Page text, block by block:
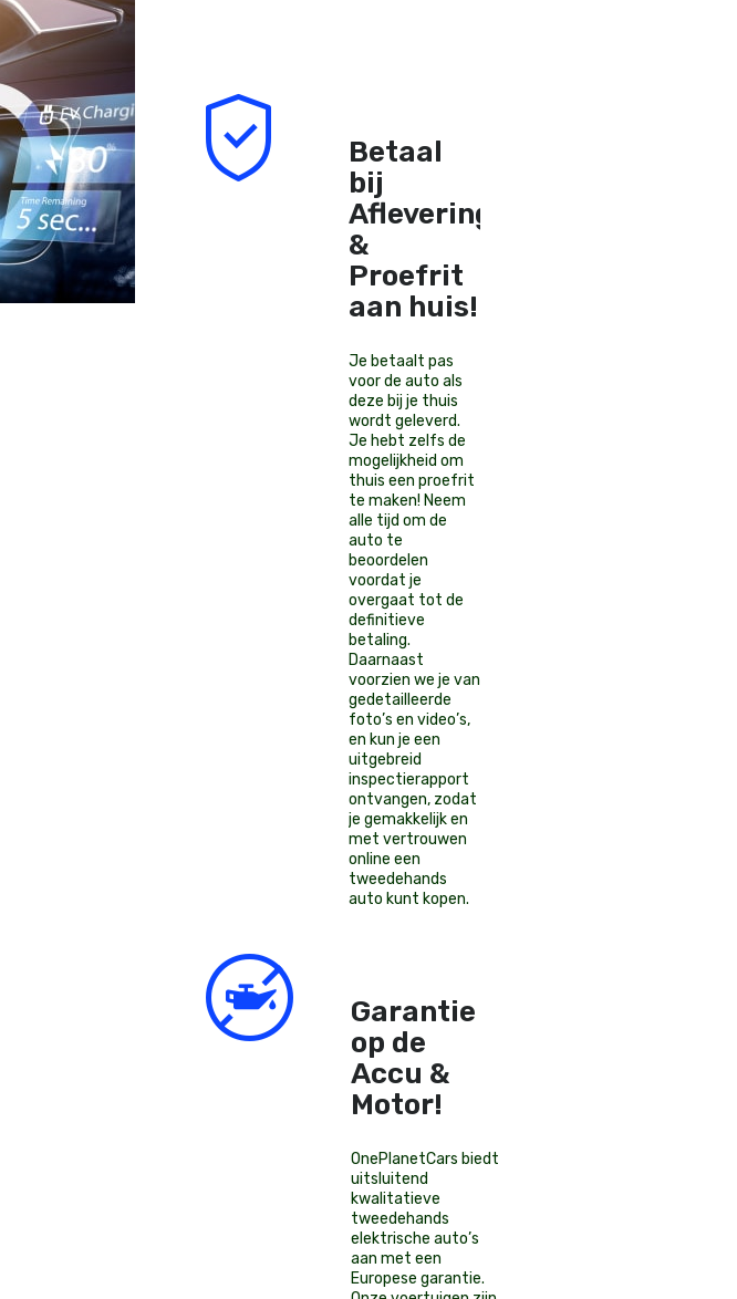
Betaal
bij
Aflevering
&
Proefrit
aan huis!
Je betaalt pas
voor de auto als
deze bij je thuis
wordt geleverd.
Je hebt zelfs de
mogelijkheid om
thuis een proefrit
te maken! Neem
alle tijd om de
auto te
beoordelen
voordat je
overgaat tot de
definitieve
betaling.
Daarnaast
voorzien we je van
gedetailleerde
foto’s en video’s,
en kun je een
uitgebreid
inspectierapport
ontvangen, zodat
je gemakkelijk en
met vertrouwen
online een
tweedehands
auto kunt kopen.
Garantie
op de
Accu &
Motor!
OnePlanetCars biedt
uitsluitend
kwalitatieve
tweedehands
elektrische auto’s
aan met een
Europese garantie.